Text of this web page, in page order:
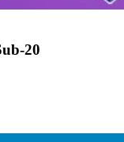
20